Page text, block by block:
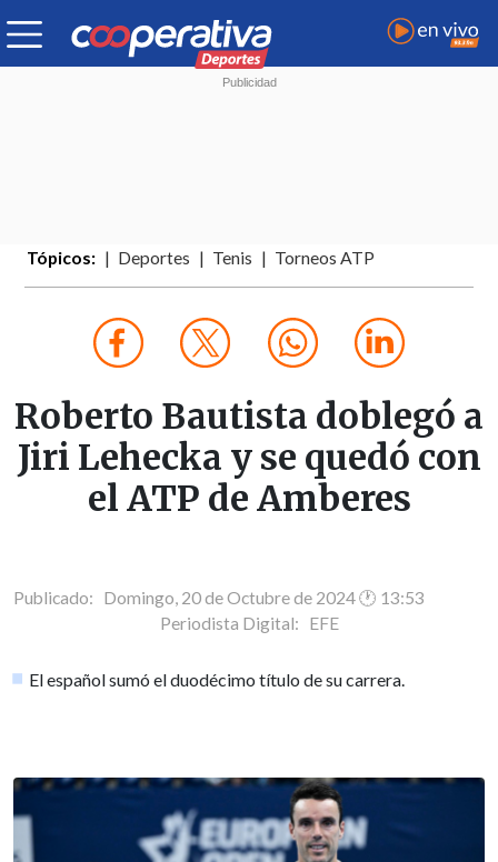
Tópicos: Deportes Tenis Torneos ATP
Roberto Bautista doblegó a
Jiri Lehecka y se quedó con
el ATP de Amberes
Publicado: Domingo, 20 de Octubre de 2024 🕐 13:53
Periodista Digital: EFE
El español sumó el duodécimo título de su carrera.